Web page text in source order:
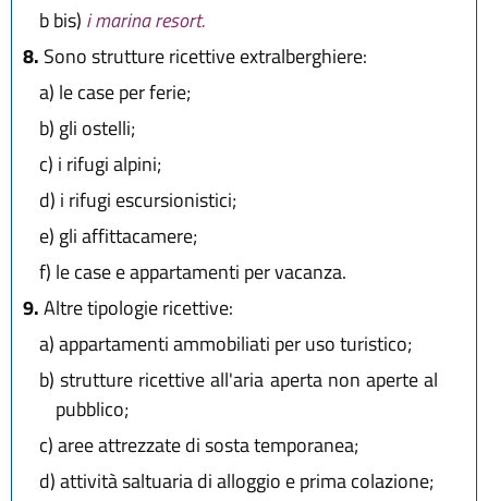
b bis) i marina resort.
8. Sono strutture ricettive extralberghiere:
a) le case per ferie;
b) gli ostelli;
c) i rifugi alpini;
d) i rifugi escursionistici;
e) gli affittacamere;
f) le case e appartamenti per vacanza.
9.Altre tipologie ricettive:
a)appartamenti ammobiliati per uso turistico;
b) strutture ricettive all'aria aperta non aperte al
pubblico;
c)aree attrezzate di sosta temporanea;
d)attività saltuaria di alloggio e prima colazione;